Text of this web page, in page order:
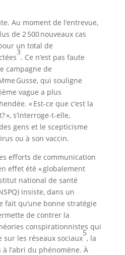
Au moment de l’entrevue,
de 2 500 nouveaux cas
un total de
3
. Ce n’est pas faute
campagne de
Gusse, qui souligne
vague a plus
« Est-ce que c’est la
», s’interroge-t-elle,
gens et le scepticisme
ou à son vaccin.
efforts de communication
effet été « globalement
national de santé
insiste, dans un
fait qu’une bonne stratégie
de contrer la
conspirationnistes qui
les réseaux sociaux
5
, la
à l’abri du phénomène. À